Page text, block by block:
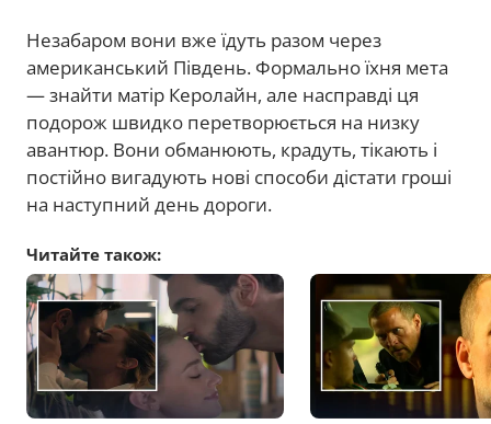
Незабаром вони вже їдуть разом через
американський Південь. Формально їхня мета
— знайти матір Керолайн, але насправді ця
подорож швидко перетворюється на низку
авантюр. Вони обманюють, крадуть, тікають і
постійно вигадують нові способи дістати гроші
на наступний день дороги.
Читайте також: